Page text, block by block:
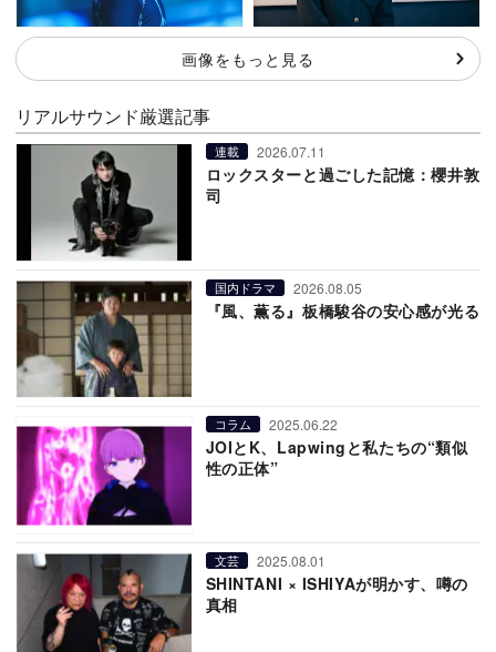
画像をもっと見る
リアルサウンド厳選記事
連載 2026.07.11
ロックスターと過ごした記憶：櫻井敦
司
国内ドラマ 2026.08.05
『風、薫る』板橋駿谷の安心感が光る
コラム 2025.06.22
JOIとK、Lapwingと私たちの“類似
性の正体”
文芸 2025.08.01
SHINTANI × ISHIYAが明かす、噂の
真相